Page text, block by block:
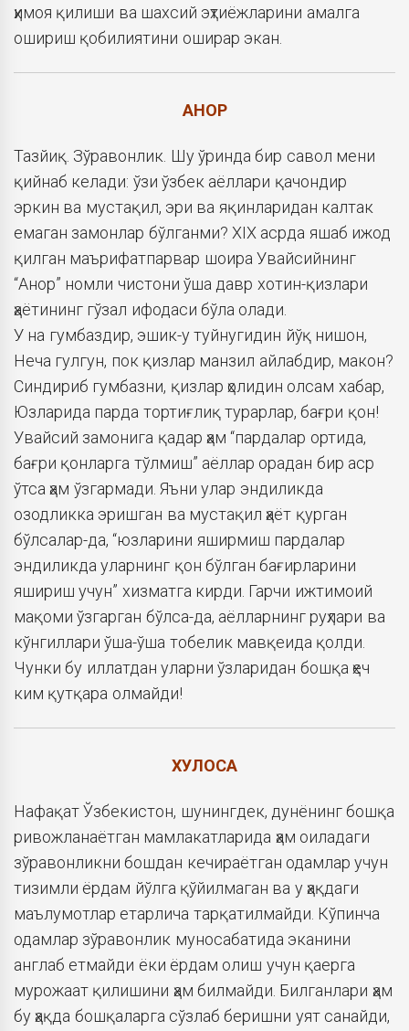
ҳимоя қилиши ва шахсий эҳтиёжларини амалга
ошириш қобилиятини оширар экан.
АНОР
Тазйиқ. Зўравонлик. Шу ўринда бир савол мени
қийнаб келади: ўзи ўзбек аёллари қачондир
эркин ва мустақил, эри ва яқинларидан калтак
емаган замонлар бўлганми? ХIХ асрда яшаб ижод
қилган маърифатпарвар шоира Увайсийнинг
“Анор” номли чистони ўша давр хотин-қизлари
ҳаётининг гўзал ифодаси бўла олади.
У на гумбаздир, эшик-у туйнугидин йўқ нишон,
Неча гулгун, пок қизлар манзил айлабдир, макон?
Синдириб гумбазни, қизлар ҳолидин олсам хабар,
Юзларида парда тортиғлиқ турарлар, бағри қон!
Увайсий замонига қадар ҳам “пардалар ортида,
бағри қонларга тўлмиш” аёллар орадан бир аср
ўтса ҳам ўзгармади. Яъни улар эндиликда
озодликка эришган ва мустақил ҳаёт қурган
бўлсалар-да, “юзларини яширмиш пардалар
эндиликда уларнинг қон бўлган бағирларини
яшириш учун” хизматга кирди. Гарчи ижтимоий
мақоми ўзгарган бўлса-да, аёлларнинг руҳлари ва
кўнгиллари ўша-ўша тобелик мавқеида қолди.
Чунки бу иллатдан уларни ўзларидан бошқа ҳеч
ким қутқара олмайди!
ХУЛОСА
Нафақат Ўзбекистон, шунингдек, дунёнинг бошқа
ривожланаётган мамлакатларида ҳам оиладаги
зўравонликни бошдан кечираётган одамлар учун
тизимли ёрдам йўлга қўйилмаган ва у ҳақдаги
маълумотлар етарлича тарқатилмайди. Кўпинча
одамлар зўравонлик муносабатида эканини
англаб етмайди ёки ёрдам олиш учун қаерга
мурожаат қилишини ҳам билмайди. Билганлари ҳам
бу ҳақда бошқаларга сўзлаб беришни уят санайди,